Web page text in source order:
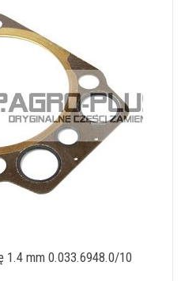
1.4 mm 0.033.6948.0/10